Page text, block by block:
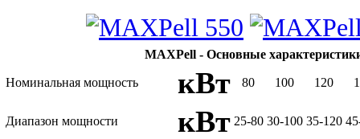
MAXPell - Основные
Номинальная мощность кВт 80 100 120
Диапазон мощности кВт 25-80 30-100 35-120